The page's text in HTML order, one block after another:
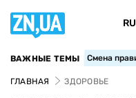
RU
ВАЖНЫЕ ТЕМЫ Смена
ГЛАВНАЯ ЗДОРОВЬЕ